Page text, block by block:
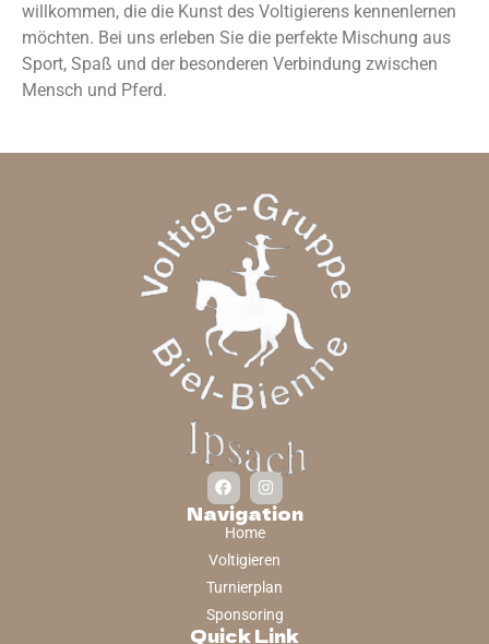
willkommen, die die Kunst des Voltigierens kennenlernen
möchten. Bei uns erleben Sie die perfekte Mischung aus
Sport, Spaß und der besonderen Verbindung zwischen
Mensch und Pferd.
Navigation
Home
Voltigieren
Turnierplan
Sponsoring
Quick Link